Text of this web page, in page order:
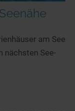
am See
nächsten See-